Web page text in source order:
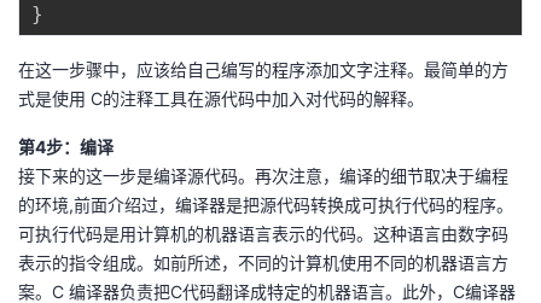
}
在这一步骤中，应该给自己编写的程序添加文字注释。最简单的方
式是使用 C的注释工具在源代码中加入对代码的解释。
第4步：编译
接下来的这一步是编译源代码。再次注意，编译的细节取决于编程
的环境,前面介绍过，编译器是把源代码转换成可执行代码的程序。
可执行代码是用计算机的机器语言表示的代码。这种语言由数字码
表示的指令组成。如前所述，不同的计算机使用不同的机器语言方
案。C 编译器负责把C代码翻译成特定的机器语言。此外，C编译器